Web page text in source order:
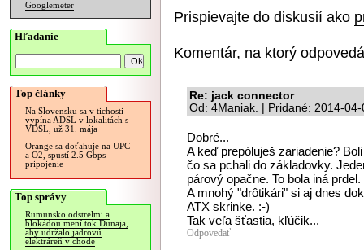
Googlemeter
Hľadanie
Top články
Na Slovensku sa v tichosti
vypína ADSL v lokalitách s
VDSL, už 31. mája
Orange sa doťahuje na UPC
a O2, spustí 2.5 Gbps
pripojenie
Top správy
Rumunsko odstrelmi a
blokádou mení tok Dunaja,
aby udržalo jadrovú
elektráreň v chode
Prispievajte do diskusií ako
Komentár, na ktorý
Re: jack connector
Od: 4Maniak. | Pridané: 2014-
Dobré...
A keď prepóluješ zariadenie?
čo sa pchali do základovky.
párový opačne. To bola iná prdel.
A mnohý "drôtikári" si aj dnes
ATX skrinke. :-)
Tak veľa šťastia, kľúčik...
Odpovedať